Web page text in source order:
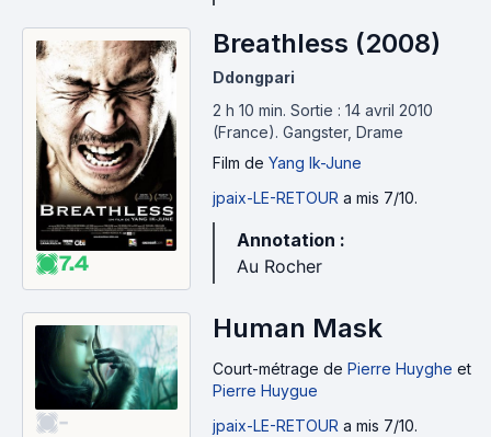
7.4
Breathless (2008)
Ddongpari
2 h 10 min. Sortie : 14 avril 2010
(France). Gangster, Drame
Film de Yang Ik-June
jpaix-LE-RETOUR a mis 7/10.
Annotation :
Au Rocher
-
Human Mask
Court-métrage de Pierre Huyghe et
Pierre Huygue
jpaix-LE-RETOUR a mis 7/10.